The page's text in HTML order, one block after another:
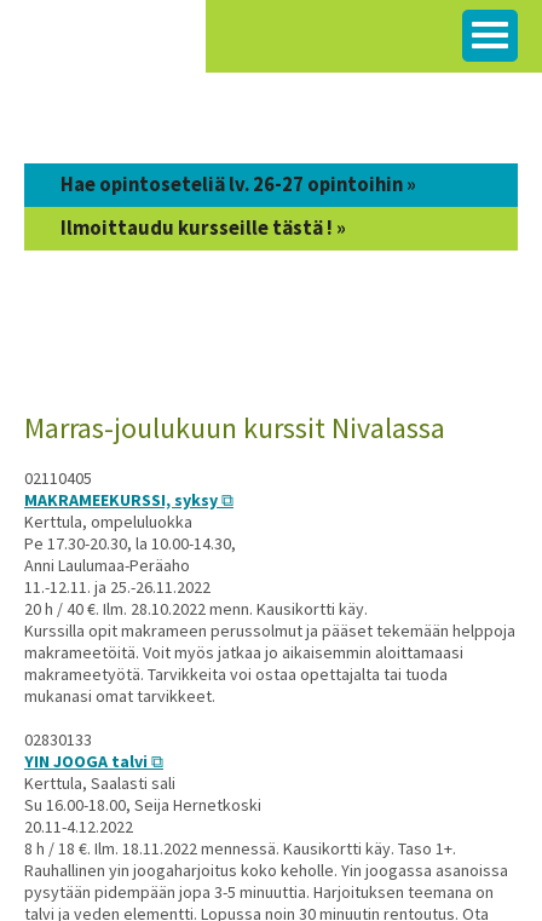
Hae opintoseteliä lv. 26-27 opintoihin »
Ilmoittaudu kursseille tästä ! »
Marras-joulukuun kurssit Nivalassa
02110405
MAKRAMEEKURSSI, syksy
Kerttula, ompeluluokka
Pe 17.30-20.30, la 10.00-14.30,
Anni Laulumaa-Peräaho
11.-12.11. ja 25.-26.11.2022
20 h / 40 €. Ilm. 28.10.2022 menn. Kausikortti käy.
Kurssilla opit makrameen perussolmut ja pääset tekemään helppoja
makrameetöitä. Voit myös jatkaa jo aikaisemmin aloittamaasi
makrameetyötä. Tarvikkeita voi ostaa opettajalta tai tuoda
mukanasi omat tarvikkeet.
02830133
YIN JOOGA talvi
Kerttula, Saalasti sali
Su 16.00-18.00, Seija Hernetkoski
20.11-4.12.2022
8 h / 18 €. Ilm. 18.11.2022 mennessä. Kausikortti käy. Taso 1+.
Rauhallinen yin joogaharjoitus koko keholle. Yin joogassa asanoissa
pysytään pidempään jopa 3-5 minuuttia. Harjoituksen teemana on
talvi ja veden elementti. Lopussa noin 30 minuutin rentoutus. Ota